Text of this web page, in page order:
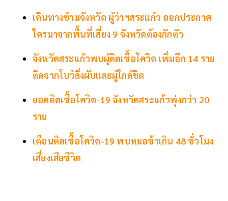
เดินทางข้ามจังหวัด ผู้ว่าฯสระแก้ว ออกประกาศ
ใครมาจากพื้นที่เสี่ยง 9 จังหวัดต้องกักตัว
จังหวัดสระแก้วพบผู้ติดเชื้อโควิด เพิ่มอีก 14 ราย
ติดจากโบว์ลิ่งผับและผู้ใกล้ชิด
ยอดติดเชื้อโควิด-19 จังหวัดสระแก้วพุ่งกว่า 20
ราย
เตือนติดเชื้อโควิด-19 พบหมอช้าเกิน 48 ชั่วโมง
เสี่ยงเสียชีวิต